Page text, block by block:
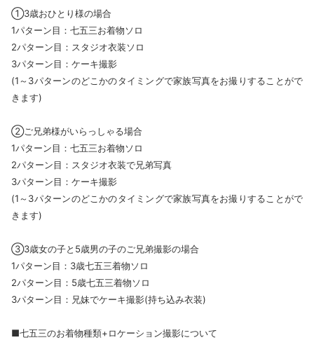
①3歳おひとり様の場合
1パターン目：七五三お着物ソロ
2パターン目：スタジオ衣装ソロ
3パターン目：ケーキ撮影
(1～3パターンのどこかのタイミングで家族写真をお撮りすることがで
きます)
②ご兄弟様がいらっしゃる場合
1パターン目：七五三お着物ソロ
2パターン目：スタジオ衣装で兄弟写真
3パターン目：ケーキ撮影
(1～3パターンのどこかのタイミングで家族写真をお撮りすることがで
きます)
③3歳女の子と5歳男の子のご兄弟撮影の場合
1パターン目：3歳七五三着物ソロ
2パターン目：5歳七五三着物ソロ
3パターン目：兄妹でケーキ撮影(持ち込み衣装)
■七五三のお着物種類+ロケーション撮影について